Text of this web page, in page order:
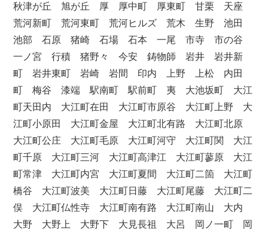
秋津が丘 旭が丘 厚 厚中町 厚東町 甘栗 天座
荒河新町 荒河東町 荒河ヒルズ 荒木 生野 池田
池部 石原 猪崎 石場 石本 一尾 市寺 市の谷
一ノ宮 行積 猪野々 今安 鋳物師 岩井 岩井新
町 岩井東町 岩崎 岩間 印内 上野 上松 内田
町 梅谷 漆端 駅南町 駅前町 夷 大池坂町 大江
町天田内 大江町在田 大江町市原谷 大江町上野 大
江町小原田 大江町金屋 大江町北有路 大江町北原
大江町公庄 大江町毛原 大江町河守 大江町関 大江
町千原 大江町三河 大江町高津江 大江町蓼原 大江
町常津 大江町内宮 大江町夏間 大江町二箇 大江町
橋谷 大江町波美 大江町日藤 大江町尾藤 大江町二
俣 大江町仏性寺 大江町南有路 大江町南山 大内
大野 大野上 大野下 大見長祖 大呂 岡ノ一町 岡